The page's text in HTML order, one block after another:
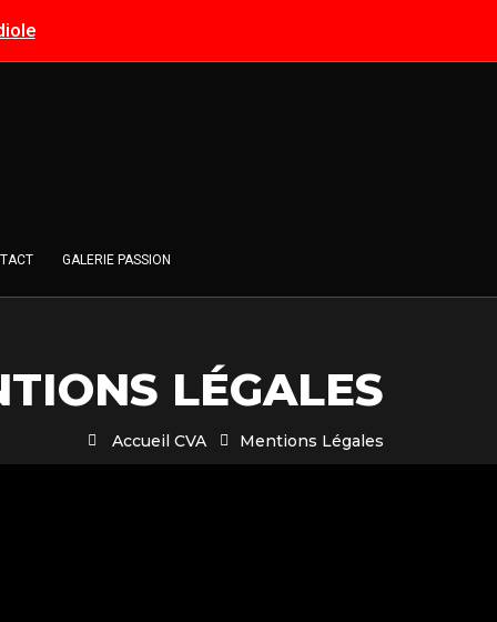
GALERIE PASSION
LÉGALES
Accueil CVA Mentions Légales